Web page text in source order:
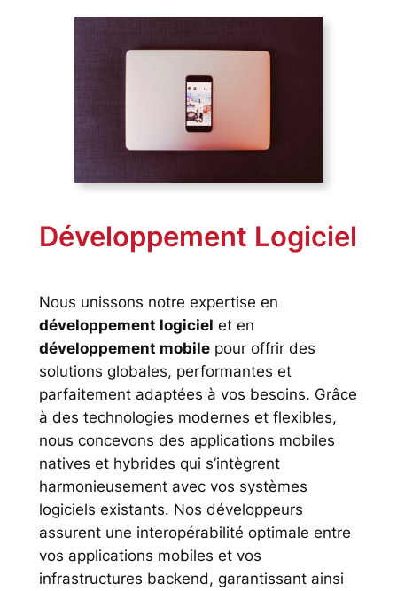
Développement Logiciel
Nous unissons notre expertise en
développement logiciel et en
développement mobilepour offrir des
solutions globales, performantes et
parfaitement adaptées à vos besoins. Grâce
à des technologies modernes et flexibles,
nous concevons des applications mobiles
natives et hybrides qui s’intègrent
harmonieusement avec vos systèmes
logiciels existants. Nos développeurs
assurent une interopérabilité optimale entre
vos applications mobiles et vos
infrastructures backend, garantissant ainsi